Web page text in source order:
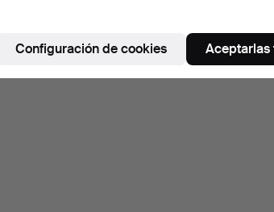
Configuración de cookies Aceptarlas